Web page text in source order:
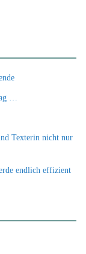
…
Texterin nicht nur
endlich effizient